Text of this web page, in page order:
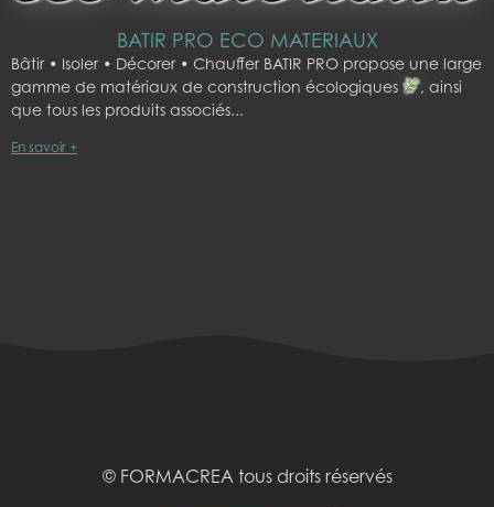
BATIR PRO ECO MATERIAUX
Bâtir • Isoler • Décorer • Chauffer BATIR PRO propose une large
gamme de matériaux de construction écologiques
, ainsi
que tous les produits associés
En savoir +
© FORMACREA tous droits réservés